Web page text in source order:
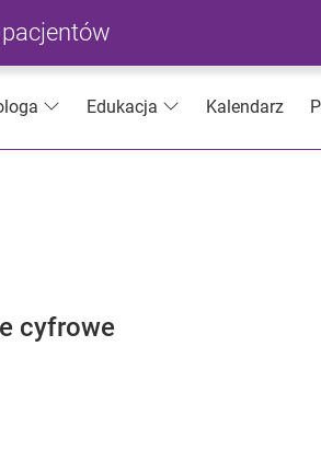
pacjentów
Edukacja Kalendarz
cyfrowe